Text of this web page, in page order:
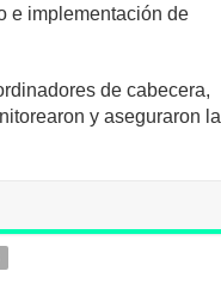
e implementación de
de cabecera,
y aseguraron la